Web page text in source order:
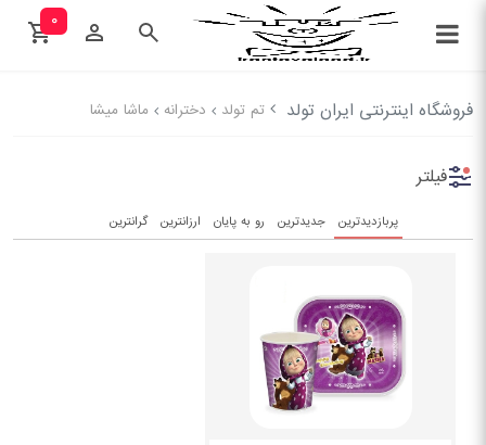
۰
فروشگاه اینترنتی ایران تولد تم تولد دخترانه ماشا میشا
فیلتر
پربازدیدترین جدیدترین رو به پایان ارزانترین گرانترین